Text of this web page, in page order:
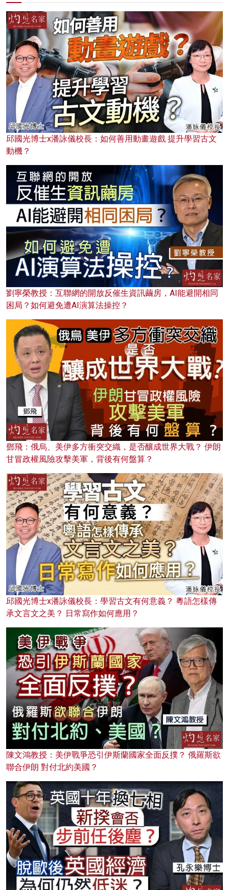
邱國光博士x潘詠儀校長：如何善用動畫遊戲 提升學習古文
動機？
劉寧榮教授：互聯網的開放反催生資訊繭房，AI能避開相同
困局？如何避免遭AI演算法操控？
鄧飛：俄烏、美伊多方衝突交織，是否釀成世界大戰？ 伊朗
甘冒政權風險攻擊美軍，背後有何盤算？
邱國光博士x潘詠儀校長：學習古文有何意義？ 粵語怎樣傳
承文言文之美？ 日常寫作如何應用？
陳文鴻教授：美伊戰爭恐引伊斯蘭國家全面反撲？ 俄羅斯欲
聯合伊朗 對付北約美國？